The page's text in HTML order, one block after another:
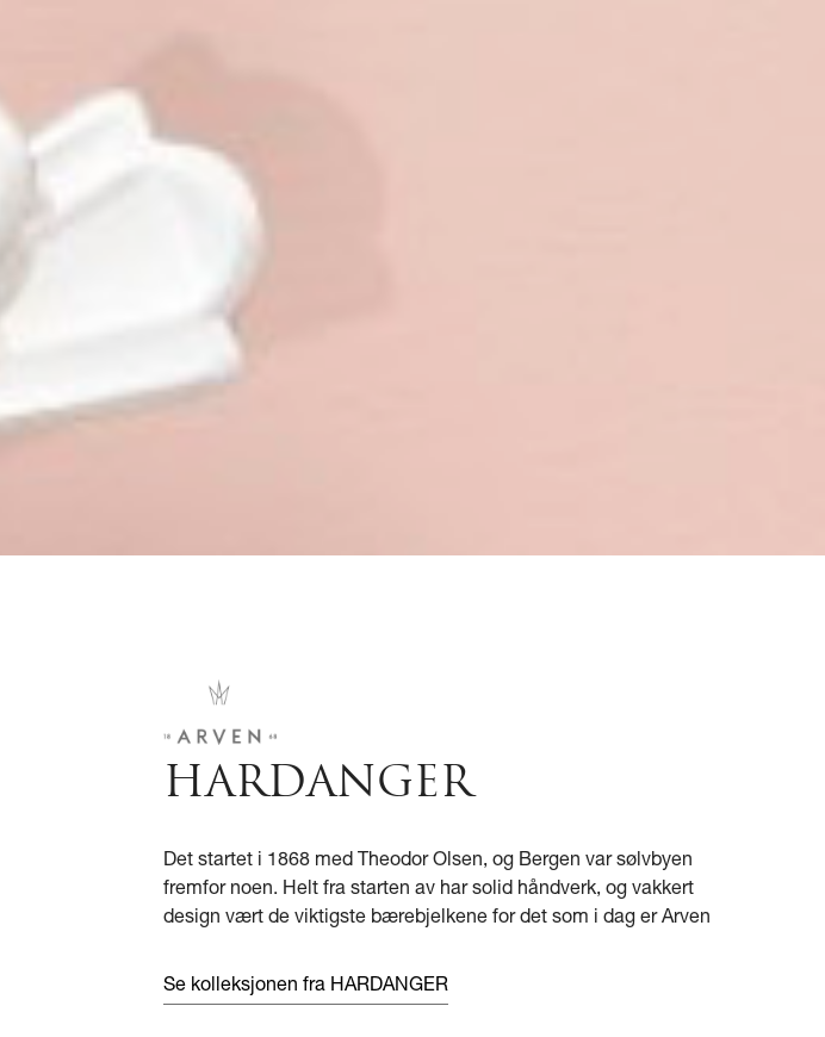
HARDANGER
Det startet i 1868 med Theodor Olsen, og Bergen var sølvbyen
fremfor noen. Helt fra starten av har solid håndverk, og vakkert
design vært de viktigste bærebjelkene for det som i dag er Arven
Se kolleksjonen fra HARDANGER